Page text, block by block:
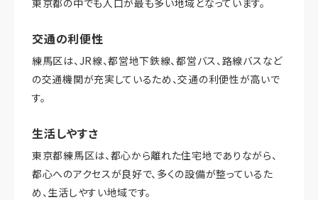
交通の利便性
練馬区は、JR線、都営地下鉄線、都営バス、路線バスなど
の交通機関が充実しているため、交通の利便性が高いで
す。
生活しやすさ
東京都練馬区は、都心から離れた住宅地でありながら、
都心へのアクセスが良好で、多くの設備が整っているた
め、生活しやすい地域です。